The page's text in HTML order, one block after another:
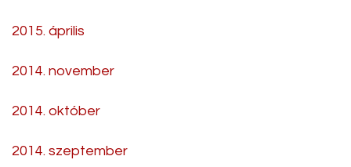
2015. április
2014. november
2014. október
2014. szeptember